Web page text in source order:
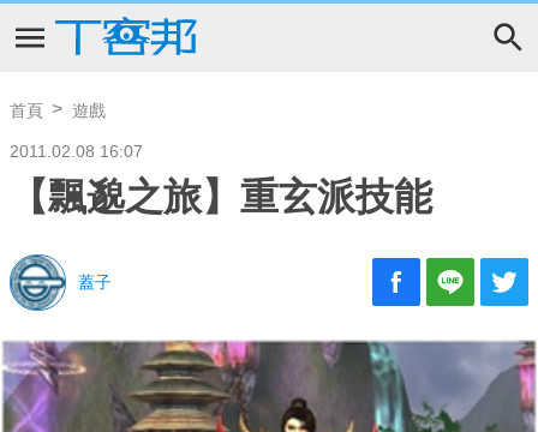
首頁 遊戲
2011.02.08 16:07
【飄邈之旅】重玄派技能
蓋子